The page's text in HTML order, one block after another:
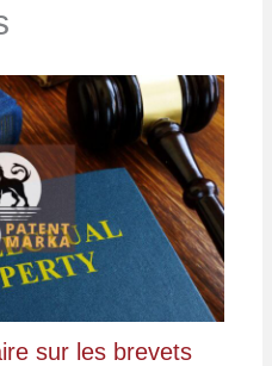
sur les brevets